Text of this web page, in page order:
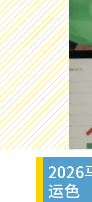
2026
运色